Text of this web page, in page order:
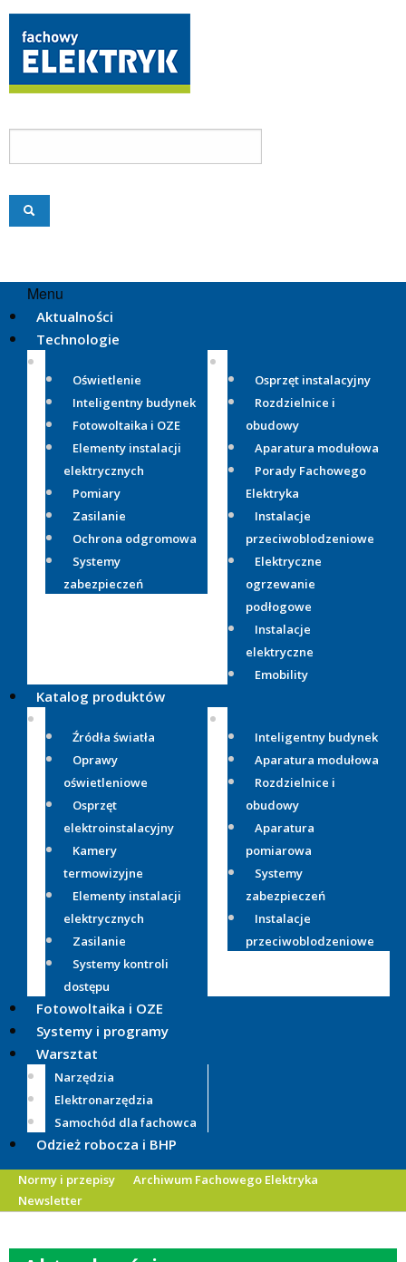
Menu
Aktualności
Technologie
Oświetlenie
Inteligentny budynek
Fotowoltaika i OZE
Elementy instalacji
elektrycznych
Pomiary
Zasilanie
Ochrona odgromowa
Systemy
zabezpieczeń
Osprzęt instalacyjny
Rozdzielnice i
obudowy
Aparatura modułowa
Porady Fachowego
Elektryka
Instalacje
przeciwoblodzeniowe
Elektryczne
ogrzewanie
podłogowe
Instalacje
elektryczne
Emobility
Katalog produktów
Źródła światła
Oprawy
oświetleniowe
Osprzęt
elektroinstalacyjny
Kamery
termowizyjne
Elementy instalacji
elektrycznych
Zasilanie
Systemy kontroli
dostępu
Inteligentny budynek
Aparatura modułowa
Rozdzielnice i
obudowy
Aparatura
pomiarowa
Systemy
zabezpieczeń
Instalacje
przeciwoblodzeniowe
Fotowoltaika i OZE
Systemy i programy
Warsztat
Narzędzia
Elektronarzędzia
Samochód dla fachowca
Odzież robocza i BHP
Normy i przepisy
Archiwum Fachowego Elektryka
Newsletter